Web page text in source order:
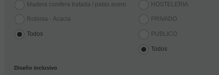
Madera conifera tratada / patas acero
Robinia - Acacia
Todos
HOSTELERIA
PRIVADO
PUBLICO
Todos
Diseño inclusivo